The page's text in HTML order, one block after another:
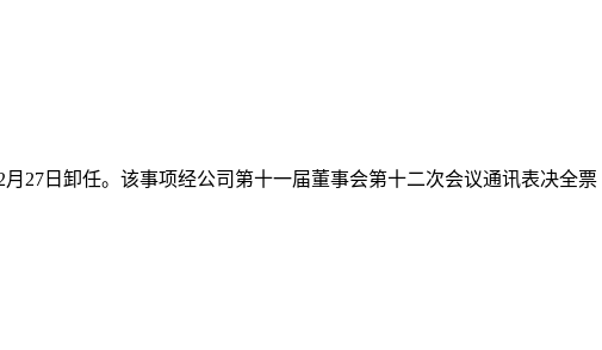
27日卸任。该事项经公司第十一届董事会第十二次会议通讯表决全票